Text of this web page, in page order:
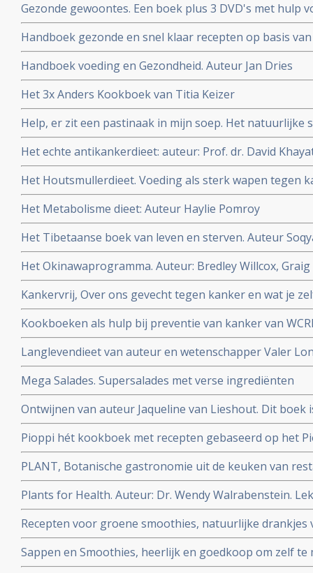
Gezonde gewoontes. Een boek plus 3 DVD's met hulp
gewoontes om af te vallen maar vooral om gezonder te
Handboek gezonde en snel klaar recepten op basis
Auteur Titia Kreijger
Handboek voeding en Gezondheid. Auteur Jan Dries
Het 3x Anders Kookboek van Titia Keizer
Help, er zit een pastinaak in mijn soep. Het natuurlijke
Bleeker.
Het echte antikankerdieet: auteur: Prof. dr. David
Het Houtsmullerdieet. Voeding als sterk wapen tegen
Het Metabolisme dieet: Auteur Haylie Pomroy
Het Tibetaanse boek van leven en sterven. Auteur
Het Okinawaprogramma. Auteur: Bredley Willcox,
Kankervrij, Over ons gevecht tegen kanker en wat je
wetenschapper William Cortvriendt
Kookboeken als hulp bij preventie van kanker van
Langlevendieet van auteur en wetenschapper Valer
Mega Salades. Supersalades met verse ingrediënten
Ontwijnen van auteur Jaqueline van Lieshout. Dit boek
voor een alcoholvrij leven.
Pioppi hét kookboek met recepten gebaseerd op het
diabetes-2 en hartfalen. Auteur:Aseem Malhotra
PLANT, Botanische gastronomie uit de keuken van
Auteur: Emile Van Der Staak
Plants for Health. Auteur: Dr. Wendy Walrabenstein.
basis van wetenschap | verbeter duurzaam je leefstijl
Recepten voor groene smoothies, natuurlijke
gemakkelijk zelf te maken
Sappen en Smoothies, heerlijk en goedkoop om zelf te